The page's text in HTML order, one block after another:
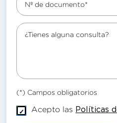
Nº de documento*
¿Tienes alguna consulta?
(*) Campos obligatorios
Acepto las Políticas